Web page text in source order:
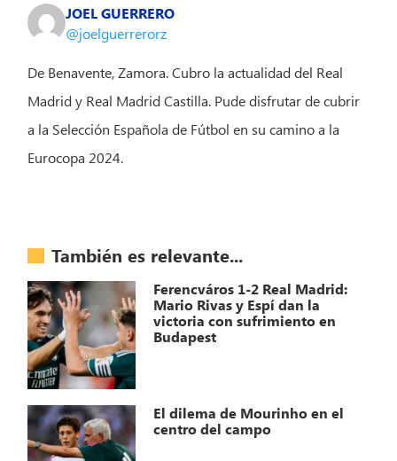
JOEL GUERRERO
@joelguerrerorz
De Benavente, Zamora. Cubro la actualidad del Real
Madrid y Real Madrid Castilla. Pude disfrutar de cubrir
a la Selección Española de Fútbol en su camino a la
Eurocopa 2024.
También es relevante...
Ferencváros 1-2 Real Madrid:
Mario Rivas y Espí dan la
victoria con sufrimiento en
Budapest
El dilema de Mourinho en el
centro del campo